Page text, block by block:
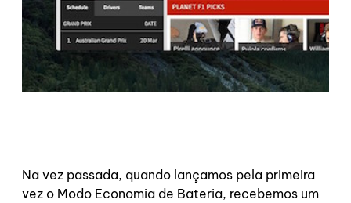
Na vez passada, quando lançamos pela primeira
vez o Modo Economia de Bateria, recebemos um